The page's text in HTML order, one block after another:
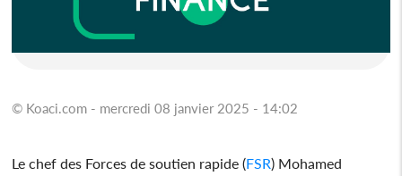
© Koaci.com - mercredi 08 janvier 2025 - 14:02
Le chef des Forces de soutien rapide (FSR) Mohamed